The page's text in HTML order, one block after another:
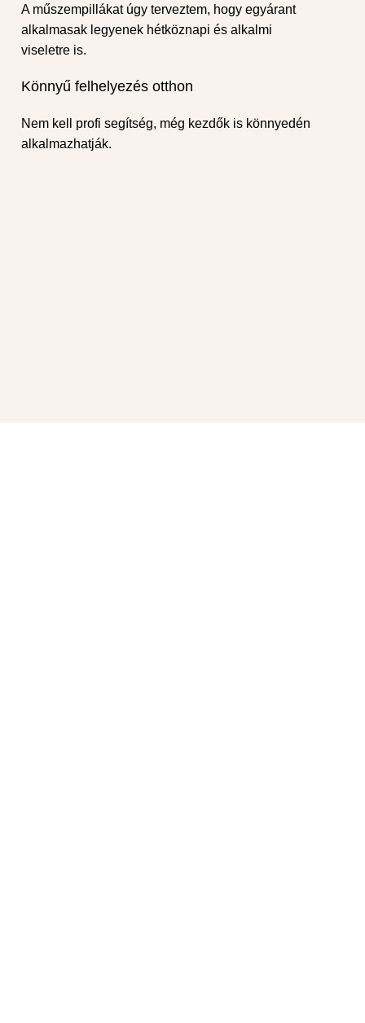
A műszempillákat úgy terveztem, hogy egyárant
alkalmasak legyenek hétköznapi és alkalmi
viseletre is.
Könnyű felhelyezés otthon
Nem kell profi segítség, még kezdők is könnyedén
alkalmazhatják.